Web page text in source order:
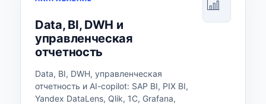
Data, BI, DWH и
управленческая
отчетность
Data, BI, DWH, управленческая
отчетность и AI-copilot: SAP BI, PIX BI,
Yandex DataLens, Qlik, 1С, Grafana,